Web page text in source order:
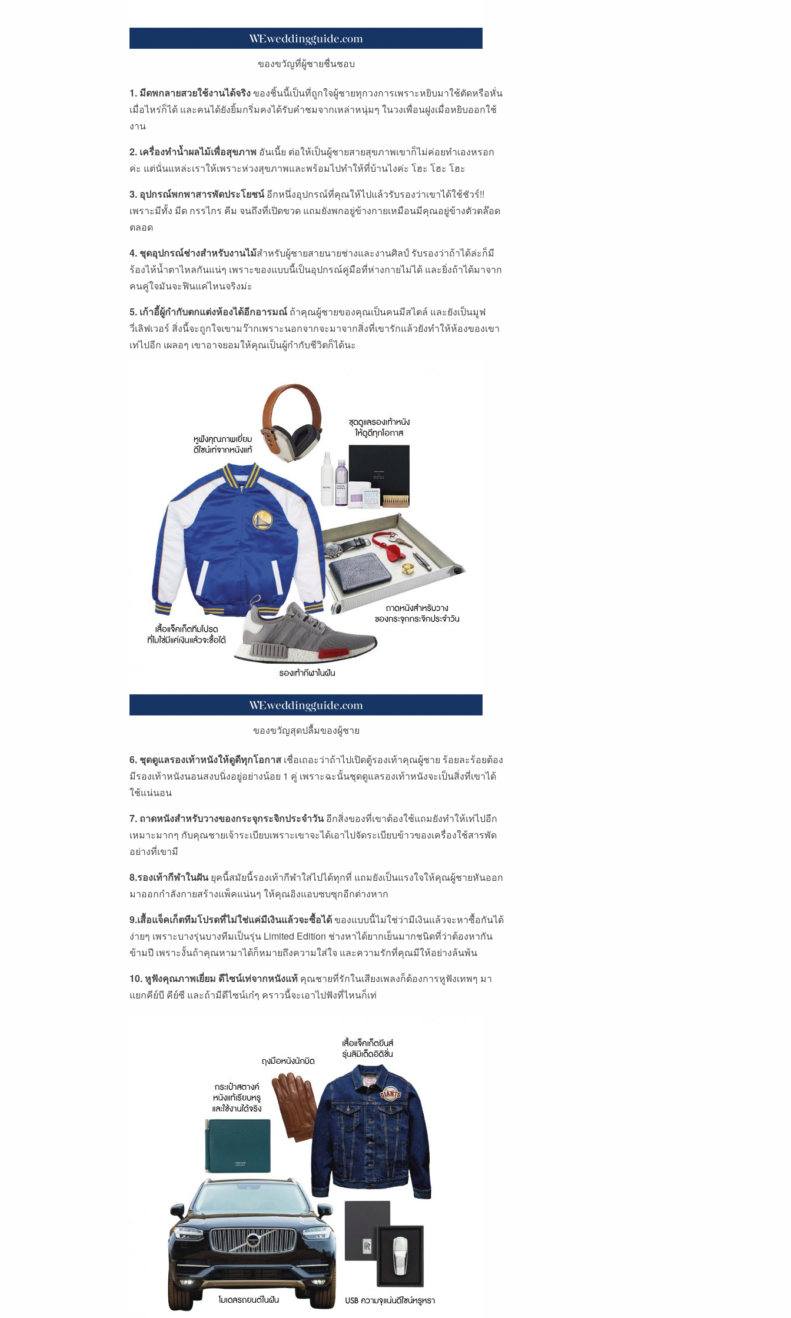
ของขวัญที่ผู้ชายชื่นชอบ
1. มีดพกลายสวยใช้งานได้จริงของชิ้นนี้เป็นที่ถูกใจผู้ชายทุกวงการเพราะหยิบมาใช้ตัดหรือหั่น
เมื่อไหร่ก็ได้ และคนได้ยังยิ้มกริ่มคงได้รับคำชมจากเหล่าหนุ่มๆ ในวงเพื่อนฝูงเมื่อหยิบออกใช้
งาน
2. เครื่องทำน้ำผลไม้เพื่อสุขภาพ อันเนี้ย ต่อให้เป็นผู้ชายสายสุขภาพเขาก็ไม่ค่อยทำเองหรอก
ค่ะ แต่นั่นแหล่ะเราให้เพราะห่วงสุขภาพและพร้อมไปทำให้ที่บ้านไงค่ะ โฮะ โฮะ โฮะ
3. อุปกรณ์พกพาสารพัดประโยชน์อีกหนึ่งอุปกรณ์ที่คุณให้ไปแล้วรับรองว่าเขาได้ใช้ชัวร์!!
เพราะมีทั้ง มีด กรรไกร คีม จนถึงที่เปิดขวด แถมยังพกอยู่ข้างกายเหมือนมีคุณอยู่ข้างตัวตล๊อด
ตลอด
4. ชุดอุปกรณ์ช่างสำหรับงานไม้สำหรับผู้ชายสายนายช่างและงานศิลป์ รับรองว่าถ้าได้ล่ะก็มี
ร้องไห้น้ำตาไหลกันแน่ๆ เพราะของแบบนี้เป็นอุปกรณ์คู่มือที่ห่างกายไม่ได้ และยิ่งถ้าได้มาจาก
คนคู่ใจมันจะฟินแค่ไหนจริงม่ะ
5. เก้าอี้ผู้กำกับตกแต่งห้องได้อีกอารมณ์ ถ้าคุณผู้ชายของคุณเป็นคนมีสไตล์ และยังเป็นมูฟ
วี่เลิฟเวอร์ สิ่งนี้จะถูกใจเขามว๊ากเพราะนอกจากจะมาจากสิ่งที่เขารักแล้วยังทำให้ห้องของเขา
เท่ไปอีก เผลอๆ เขาอาจยอมให้คุณเป็นผู้กำกับชีวิตก็ได้นะ
ของขวัญสุดปลื้มของผู้ชาย
6. ชุดดูแลรองเท้าหนังให้ดูดีทุกโอกาส เชื่อเถอะว่าถ้าไปเปิดตู้รองเท้าคุณผู้ชาย ร้อยละร้อยต้อง
มีรองเท้าหนังนอนสงบนิ่งอยู่อย่างน้อย 1 คู่ เพราะฉะนั้นชุดดูแลรองเท้าหนังจะเป็นสิ่งที่เขาได้
ใช้แน่นอน
7. ถาดหนังสำหรับวางของกระจุกระจิกประจำวันอีกสิ่งของที่เขาต้องใช้แถมยังทำให้เท่ไปอีก
เหมาะมากๆ กับคุณชายเจ้าระเบียบเพราะเขาจะได้เอาไปจัดระเบียบข้าวของเครื่องใช้สารพัด
อย่างที่เขามี
8.รองเท้ากีฬาในฝันยุคนี้สมัยนี้รองเท้ากีฬาใส่ไปได้ทุกที่ แถมยังเป็นแรงใจให้คุณผู้ชายหันออก
มาออกกำลังกายสร้างแพ็คแน่นๆ ให้คุณอิงแอบซบซุกอีกต่างหาก
9.เสื้อแจ็คเก็ตทีมโปรดที่ไม่ใช่แค่มีเงินแล้วจะซื้อได้ของแบบนี้ไม่ใช่ว่ามีเงินแล้วจะหาซื้อกันได้
ง่ายๆ เพราะบางรุ่นบางทีมเป็นรุ่น Limited Edition ช่างหาได้ยากเย็นมากชนิดที่ว่าต้องหากัน
ข้ามปี เพราะงั้นถ้าคุณหามาได้ก็หมายถึงความใส่ใจ และความรักที่คุณมีให้อย่างล้นพ้น
10. หูฟังคุณภาพเยี่ยม ดีไซน์เท่จากหนังแท้ คุณชายที่รักในเสียงเพลงก็ต้องการหูฟังเทพๆ มา
แยกคีย์บี คีย์ซี และถ้ามีดีไซน์เก๋ๆ คราวนี้จะเอาไปฟังที่ไหนก็เท่